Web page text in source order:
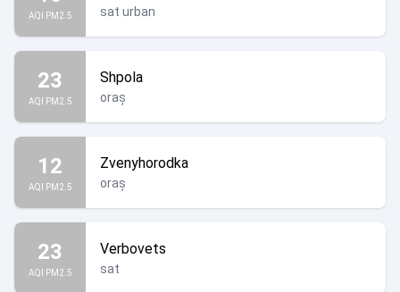
AQI PM2.5 sat urban
23
AQI PM2.5
Shpola
oraș
12
AQI PM2.5
Zvenyhorodka
oraș
23
AQI PM2.5
Verbovets
sat